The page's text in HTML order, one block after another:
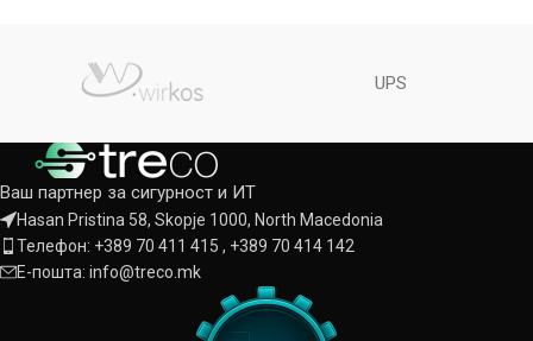
картичка,до 512GB
UPS
Ваш партнер за сигурност и ИТ
Hasan Pristina 58, Skopje 1000, North Macedonia
Телефон: +389 70 411 415 , +389 70 414 142
Е-пошта: info@treco.mk